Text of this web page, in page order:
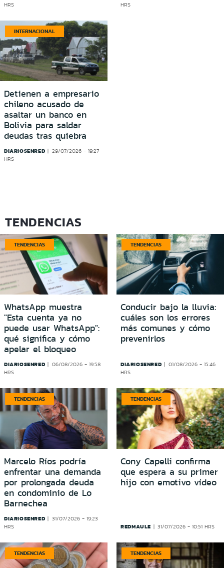
HRS
HRS
INTERNACIONAL
Detienen a empresario
chileno acusado de
asaltar un banco en
Bolivia para saldar
deudas tras quiebra
DIARIOSENRED
29/07/2026 - 19:27
HRS
TENDENCIAS
TENDENCIAS
WhatsApp muestra
"Esta cuenta ya no
puede usar WhatsApp":
qué significa y cómo
apelar el bloqueo
DIARIOSENRED
06/08/2026 - 19:58
HRS
TENDENCIAS
Conducir bajo la lluvia:
cuáles son los errores
más comunes y cómo
prevenirlos
DIARIOSENRED
01/08/2026 - 15:46
HRS
TENDENCIAS
Marcelo Ríos podría
enfrentar una demanda
por prolongada deuda
en condominio de Lo
Barnechea
DIARIOSENRED
31/07/2026 - 19:23
HRS
TENDENCIAS
Cony Capelli confirma
que espera a su primer
hijo con emotivo vídeo
REDMAULE 31/07/2026 - 10:51 HRS
TENDENCIAS TENDENCIAS